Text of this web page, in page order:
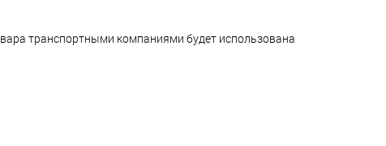
транспортными компаниями будет использована